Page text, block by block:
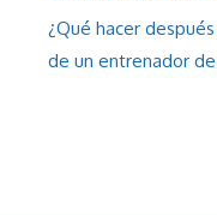
¿Qué hacer
de un entrenador